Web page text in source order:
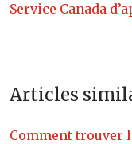
Service Canada
Articles
Comment trouver